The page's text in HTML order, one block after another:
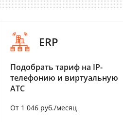
ERP
Подобрать тариф на IP-
телефонию и виртуальную
АТС
От 1 046 руб./месяц